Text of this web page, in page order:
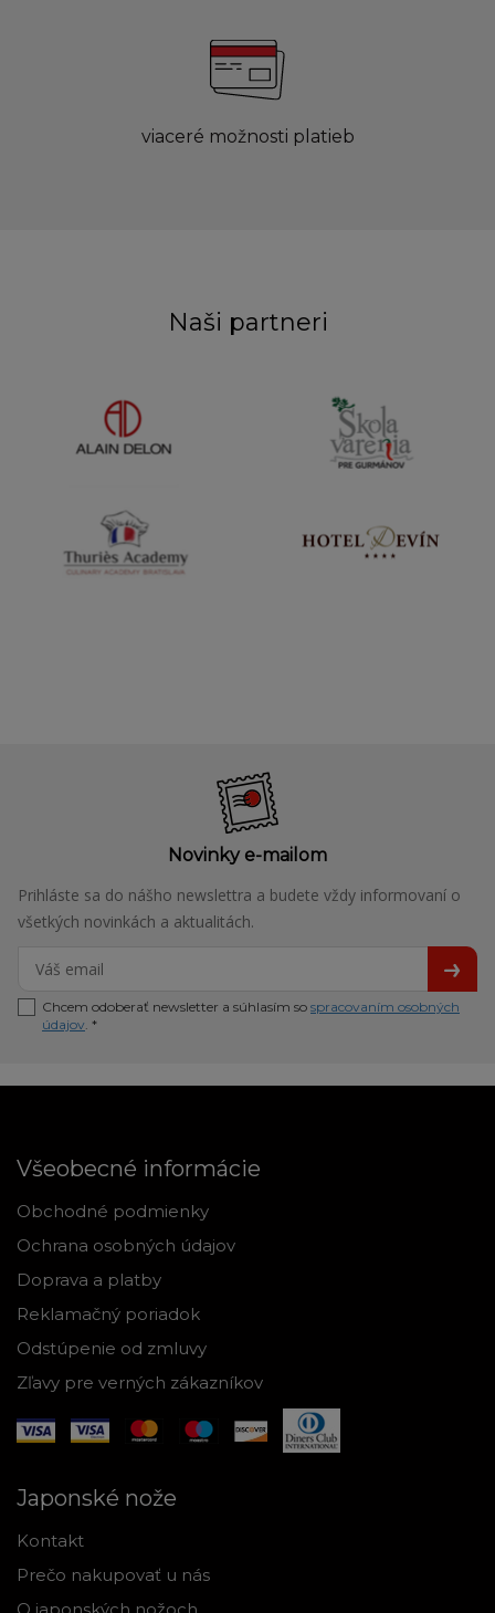
viaceré možnosti platieb
Naši partneri
Novinky e-mailom
Prihláste sa do nášho newslettra a budete vždy informovaní o
všetkých novinkách a aktualitách.
Chcem odoberať newsletter a súhlasím so spracovaním osobných
údajov. *
Všeobecné informácie
Obchodné podmienky
Ochrana osobných údajov
Doprava a platby
Reklamačný poriadok
Odstúpenie od zmluvy
Zľavy pre verných zákazníkov
Japonské nože
Kontakt
Prečo nakupovať u nás